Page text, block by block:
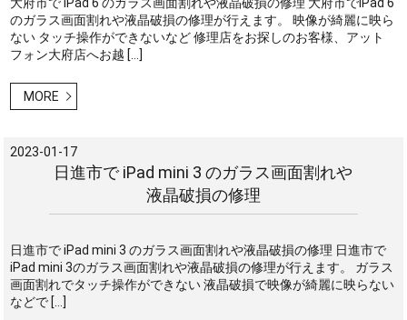
のガラス画面割れや液晶破損の修理が行えます。 映像が綺麗に映ら
ない タッチ操作ができないなど 修理店をお探しのお客様、アット
フォン大府店へお越 […]
MORE
2023-01-17
日進市で iPad mini 3 のガラス画面割れや
液晶破損の修理
日進市で iPad mini 3 のガラス画面割れや液晶破損の修理 日進市で
iPad mini 3のガラス画面割れや液晶破損の修理が行えます。 ガラス
画面割れでタッチ操作ができない 液晶破損で映像が綺麗に映らない
などで […]